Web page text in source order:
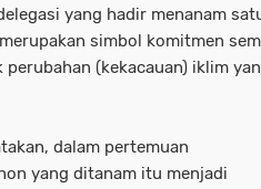
yang hadir menanam
simbol komitmen
(kekacauan) iklim
dalam pertemuan
yang ditanam itu menjadi